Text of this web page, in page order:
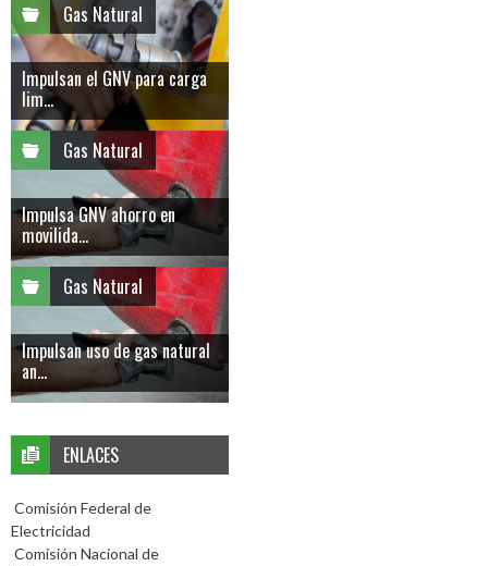
Gas Natural
Impulsan el GNV para carga
lim...
Gas Natural
Impulsa GNV ahorro en
movilida...
Gas Natural
Impulsan uso de gas natural
an...
ENLACES
Comisión Federal de
Electricidad
Comisión Nacional de